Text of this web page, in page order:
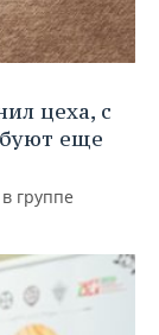
цеха, с
еще
группе